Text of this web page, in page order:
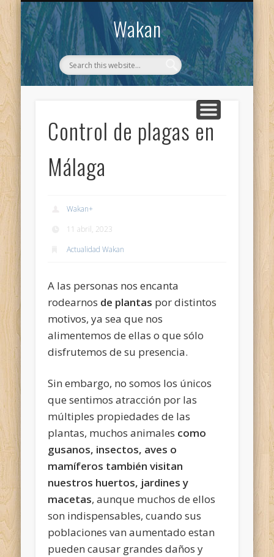
Wakan
WAKAN
CONTACTO
Control de plagas en
Málaga
Wakan+
11 abril, 2023
Actualidad Wakan
A las personas nos encanta
rodearnos de plantas por distintos
motivos, ya sea que nos
alimentemos de ellas o que sólo
disfrutemos de su presencia.
Sin embargo, no somos los únicos
que sentimos atracción por las
múltiples propiedades de las
plantas, muchos animales como
gusanos, insectos, aves o
mamíferos también visitan
nuestros huertos, jardines y
macetas, aunque muchos de ellos
son indispensables, cuando sus
poblaciones van aumentado estan
pueden causar grandes daños y